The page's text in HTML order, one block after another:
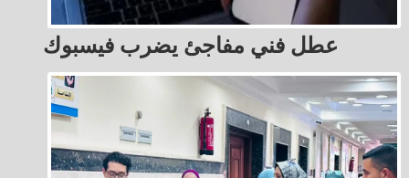
عطل فني مفاجئ يضرب فيسبوك